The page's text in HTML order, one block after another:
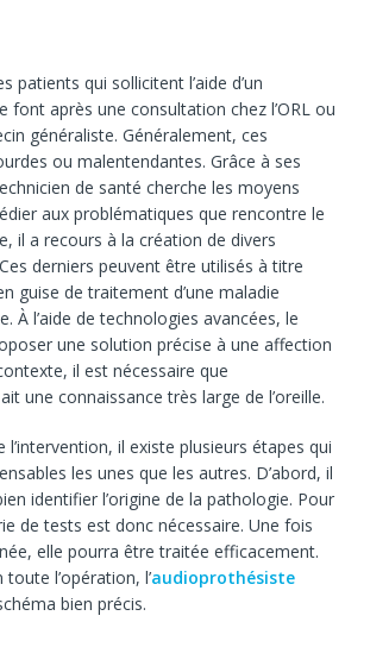
patients qui sollicitent l’aide d’un
font après une consultation chez l’ORL ou
généraliste. Généralement, ces
ou malentendantes. Grâce à ses
de santé cherche les moyens
aux problématiques que rencontre le
il a recours à la création de divers
derniers peuvent être utilisés à titre
guise de traitement d’une maladie
À l’aide de technologies avancées, le
une solution précise à une affection
il est nécessaire que
une connaissance très large de l’oreille.
l’intervention, il existe plusieurs étapes qui
les unes que les autres. D’abord, il
identifier l’origine de la pathologie. Pour
de tests est donc nécessaire. Une fois
elle pourra être traitée efficacement.
l’opération, l’audioprothésiste
bien précis.